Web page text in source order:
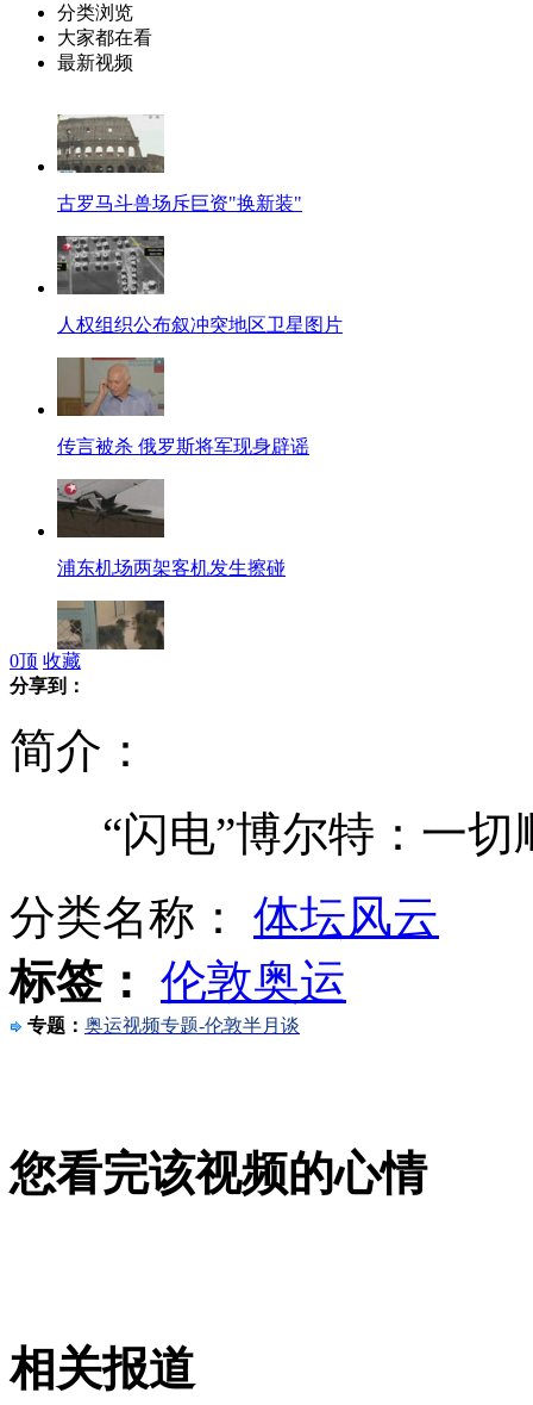
分类浏览
大家都在看
最新视频
古罗马斗兽场斥巨资"换新装"
人权组织公布叙冲突地区卫星图片
传言被杀 俄罗斯将军现身辟谣
浦东机场两架客机发生擦碰
迪拜建宠物“托儿所”
中国自行车队再次致信国际自盟
刘翔父母到医院看望"他心情好多了"
“好奇”号发回首张陨石坑全景照片
山西运城恶犬咬伤多人 警民合力深夜将其击毙
0顶 收藏
分享到：
简介：
“闪电”博尔特：一切
分类名称： 体坛风云
标签： 伦敦奥运
专题： 奥运视频专题-伦敦半月谈
您看完该视频的心情
相关报道